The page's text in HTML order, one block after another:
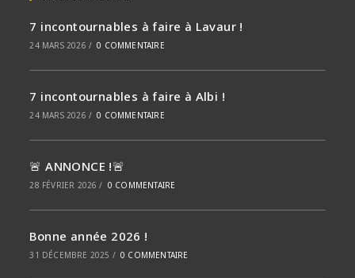
7 incontournables à faire à Lavaur !
24 MARS 2026 / 0 COMMENTAIRE
7 incontournables à faire à Albi !
24 MARS 2026 / 0 COMMENTAIRE
🚨 ANNONCE !🚨
28 FÉVRIER 2026 / 0 COMMENTAIRE
Bonne année 2026 !
31 DÉCEMBRE 2025 / 0 COMMENTAIRE